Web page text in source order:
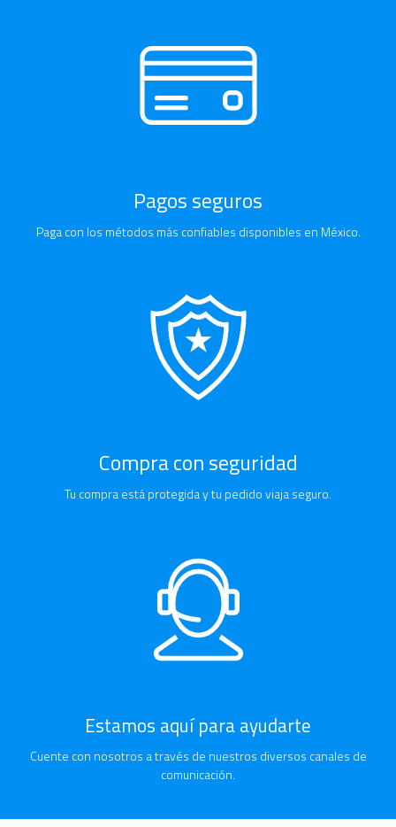
Pagos seguros
Paga con los métodos más confiables disponibles en México.
Compra con seguridad
Tu compra está protegida y tu pedido viaja seguro.
Estamos aquí para ayudarte
Cuente con nosotros a través de nuestros diversos canales de
comunicación.